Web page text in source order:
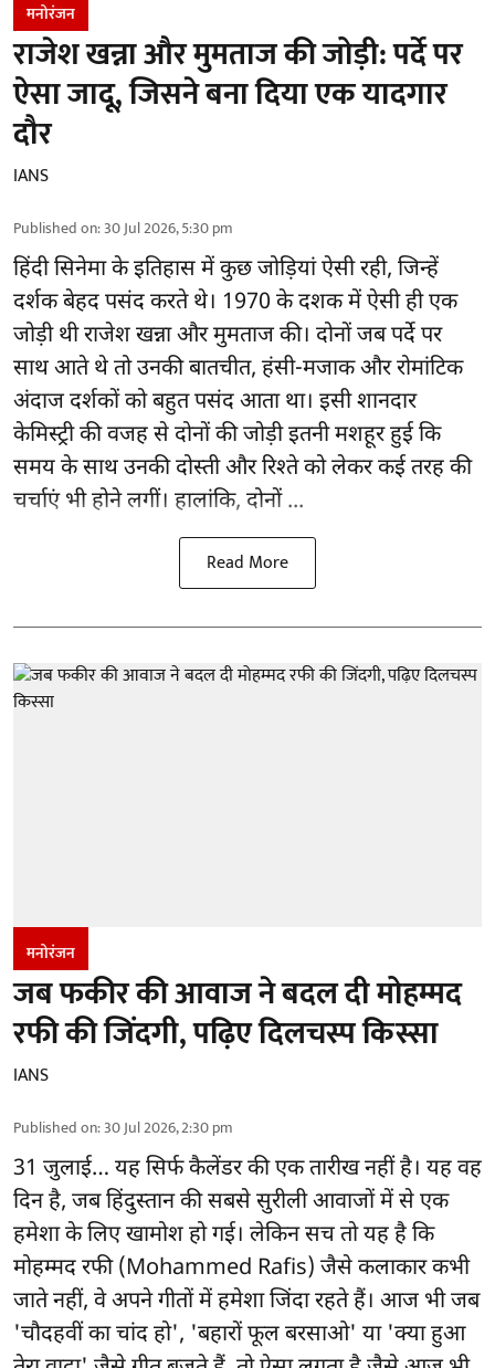
मनोरंजन
राजेश खन्ना और मुमताज की जोड़ी: पर्दे पर
ऐसा जादू, जिसने बना दिया एक यादगार
दौर
IANS
Published on:30 Jul 2026, 5:30 pm
हिंदी सिनेमा के इतिहास में कुछ जोड़ियां ऐसी रही, जिन्हें
दर्शक बेहद पसंद करते थे। 1970 के दशक में ऐसी ही एक
जोड़ी थी राजेश खन्ना और मुमताज की। दोनों जब पर्दे पर
साथ आते थे तो उनकी बातचीत, हंसी-मजाक और रोमांटिक
अंदाज दर्शकों को बहुत पसंद आता था। इसी शानदार
केमिस्ट्री की वजह से दोनों की जोड़ी इतनी मशहूर हुई कि
समय के साथ उनकी दोस्ती और रिश्ते को लेकर कई तरह की
चर्चाएं भी होने लगीं। हालांकि, दोनों ...
Read More
मनोरंजन
जब फकीर की आवाज ने बदल दी मोहम्मद
रफी की जिंदगी, पढ़िए दिलचस्प किस्सा
IANS
Published on:30 Jul 2026, 2:30 pm
31 जुलाई… यह सिर्फ कैलेंडर की एक तारीख नहीं है। यह वह
दिन है, जब हिंदुस्तान की सबसे सुरीली आवाजों में से एक
हमेशा के लिए खामोश हो गई। लेकिन सच तो यह है कि
मोहम्मद रफी (Mohammed Rafis) जैसे कलाकार कभी
जाते नहीं, वे अपने गीतों में हमेशा जिंदा रहते हैं। आज भी जब
'चौदहवीं का चांद हो', 'बहारों फूल बरसाओ' या 'क्या हुआ